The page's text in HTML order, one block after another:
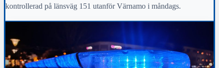
kontrollerad på länsväg 151 utanför Värnamo i måndags.